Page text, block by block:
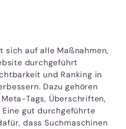
sich auf alle Maßnahmen,
durchgeführt
und Ranking in
Dazu gehören
Tags, Überschriften,
gut durchgeführte
dass Suchmaschinen